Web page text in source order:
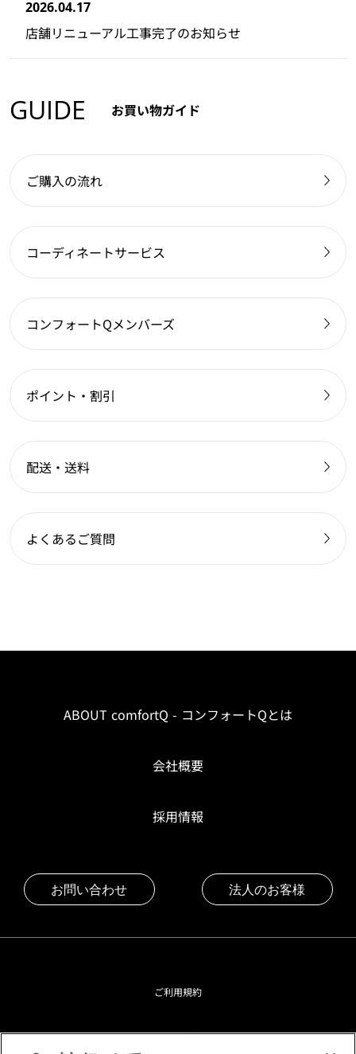
2026.04.17
店舗リニューアル工事完了のお知らせ
GUIDE お買い物ガイド
ご購入の流れ
コーディネートサービス
コンフォートQメンバーズ
ポイント・割引
配送・送料
よくあるご質問
ABOUT comfortQ - コンフォートQとは
会社概要
採用情報
お問い合わせ 法人のお客様
ご利用規約
プライバシーポリシー